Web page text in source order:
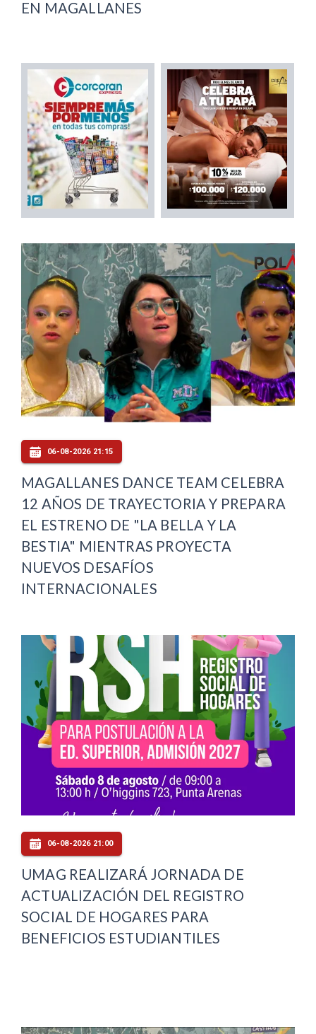
EN MAGALLANES
06-08-2026 21:15
MAGALLANES DANCE TEAM CELEBRA
12 AÑOS DE TRAYECTORIA Y PREPARA
EL ESTRENO DE "LA BELLA Y LA
BESTIA" MIENTRAS PROYECTA
NUEVOS DESAFÍOS
INTERNACIONALES
06-08-2026 21:00
UMAG REALIZARÁ JORNADA DE
ACTUALIZACIÓN DEL REGISTRO
SOCIAL DE HOGARES PARA
BENEFICIOS ESTUDIANTILES